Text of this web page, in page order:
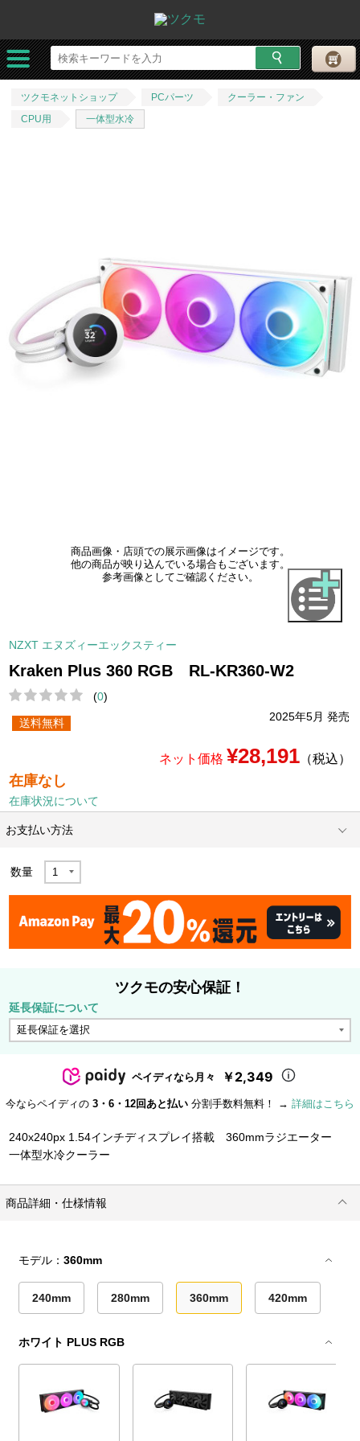
ツクモネットショップ PCパーツ
クーラー・ファン
CPU用
一体型水冷
商品画像・店頭での展示画像はイメージです。
他の商品が映り込んでいる場合もございます。
参考画像としてご確認ください。
NZXT エヌズィーエックスティー
Kraken Plus 360 RGB RL-KR360-W2
(0)
2025年5月 発売
送料無料
ネット価格 ¥28,191（税込）
在庫なし
在庫状況について
お支払い方法
数量
ツクモの安心保証！
延長保証について
ペイディなら月々 ￥2,349
今ならペイディの 3・6・12回あと払い 分割手数料無料！ → 詳細はこちら
240x240px 1.54インチディスプレイ搭載 360mmラジエーター
一体型水冷クーラー
商品詳細・仕様情報
モデル：360mm
240mm 280mm 360mm 420mm
ホワイト PLUS RGB